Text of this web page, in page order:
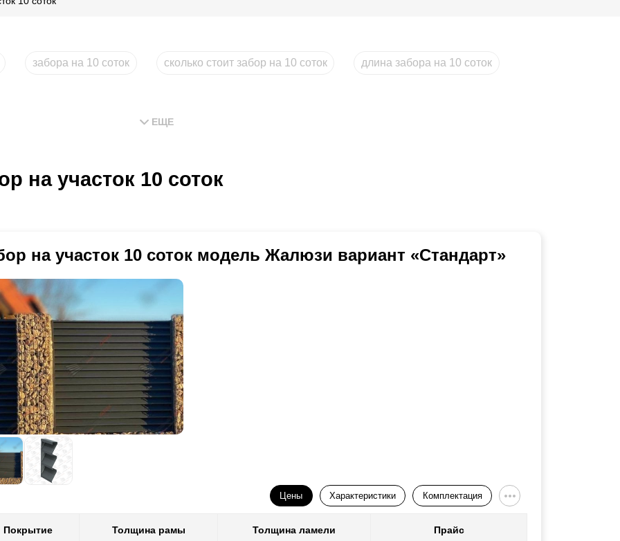
забора на 10 соток сколько стоит забор на 10 соток длина забора на 10 соток
ЕЩЕ
на участок 10 соток
на участок 10 соток модель Жалюзи вариант «Стандарт»
Цены Характеристики Комплектация
Покрытие Толщина рамы Толщина ламели Прайс